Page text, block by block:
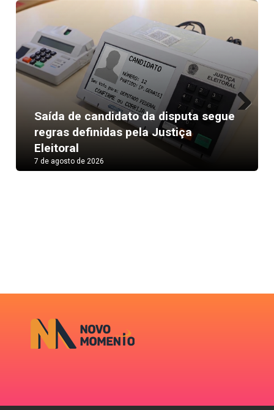
Saída de candidato da disputa segue
regras definidas pela Justiça
Eleitoral
7 de agosto de 2026